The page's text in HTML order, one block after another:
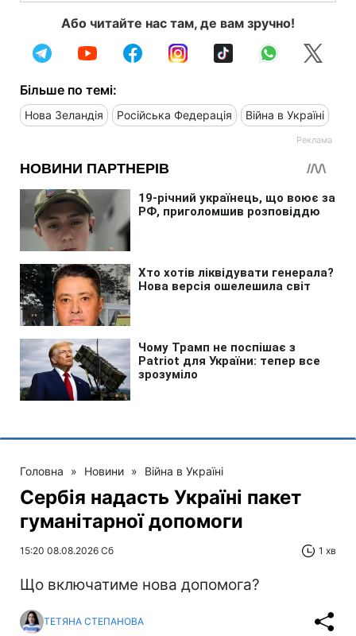
Або читайте нас там, де вам зручно!
Більше по темі:
Нова Зеландія Російська Федерація Війна в Україні
Головна » Новини » Війна в Україні
Сербія надасть Україні пакет
гуманітарної допомоги
15:20 08.08.2026 Сб 1 хв
Що включатиме нова допомога?
ТЕТЯНА СТЕПАНОВА